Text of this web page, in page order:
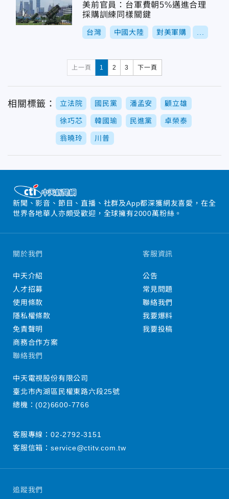
美前官員：台軍費朝5%邁進合理
採購訓練同樣關鍵
台灣 中國大陸 對美軍購
上一頁 1 2 3 下一頁
相關標籤： 立法院 國民黨 潘孟安 顧立雄
徐巧芯 韓國瑜 民進黨 卓榮泰
翁曉玲 川普
新聞、影音、節目、直播、社群及App都深獲網友喜愛，在全
世界各地華人亦頗受歡迎，全球擁有2000萬粉絲。
追蹤我們
關於我們
中天介紹
人才招募
使用條款
隱私權條款
免責聲明
商務合作方案
客服資訊
公告
常見問題
聯絡我們
我要爆料
我要投稿
聯絡我們
中天電視股份有限公司
臺北市內湖區民權東路六段25號
總機：(02)6600-7766
客服專線： 02-2792-3151
客服信箱： service@ctitv.com.tw